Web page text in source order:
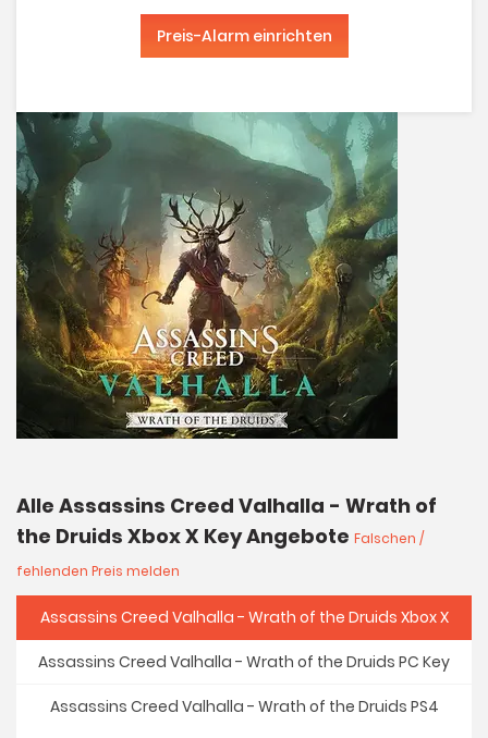
Preis-Alarm einrichten
Alle Assassins Creed Valhalla - Wrath of
the Druids Xbox X Key Angebote Falschen /
fehlenden Preis melden
Assassins Creed Valhalla - Wrath of the Druids Xbox X
Assassins Creed Valhalla - Wrath of the Druids PC Key
Assassins Creed Valhalla - Wrath of the Druids PS4